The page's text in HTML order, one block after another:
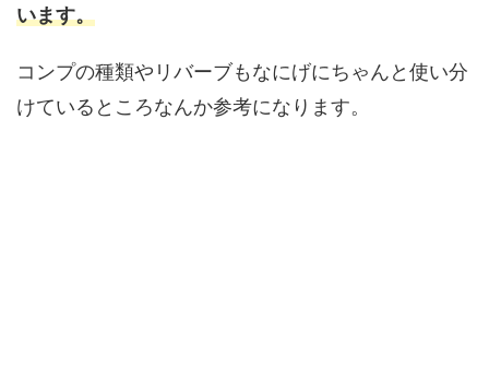
います。
コンプの種類やリバーブもなにげにちゃんと使い分
けているところなんか参考になります。